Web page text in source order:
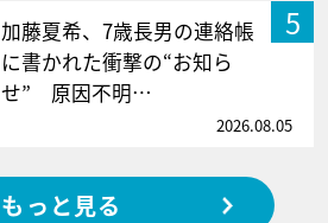
5
加藤夏希、7歳長男の連絡帳
に書かれた衝撃の“お知ら
せ” 原因不明…
2026.08.05
もっと見る